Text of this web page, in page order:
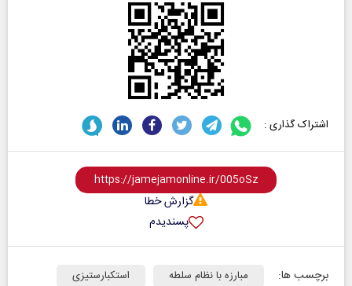
اشتراک گذاری :
گزارش خطا
پسندیدم
برچسب ها: مبارزه با نظام سلطه
استکبارستیزی